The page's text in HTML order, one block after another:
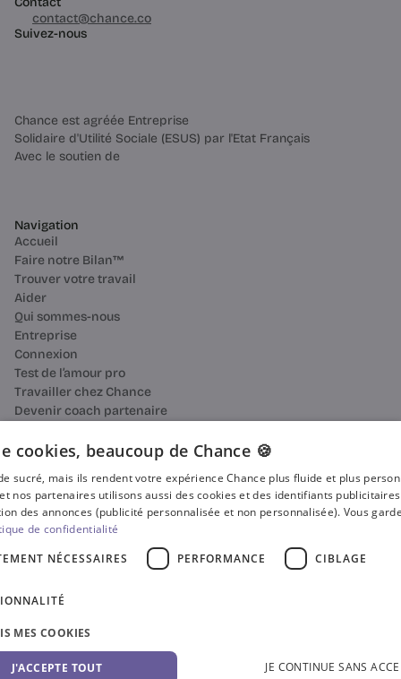
03 60 84 01 14
contact@chance.co
Suivez-nous
Chance est agréée Entreprise
Solidaire d'Utilité Sociale (ESUS) par l'Etat Français
Avec le soutien de
Navigation
Accueil
Faire notre Bilan™
Trouver votre travail
Aider
Qui sommes-nous
Entreprise
Connexion
Test de l’amour pro
Travailler chez Chance
Devenir coach partenaire
Ressources
Bilan de compétences
Reconversion professionnelle
Blog
Média
Presse
Où faire votre bilan de compétences ?
© 2025 Chance. Tous droits réservés.
CGV
Gestion des cookies
Politique de confidentialité
cookies, beaucoup de Chance 🍪
sucré, mais ils rendent votre expérience Chance plus fluide et plus
nos partenaires utilisons aussi des cookies et des identifiants
des annonces (publicité personnalisée et non personnalisée). Vous
de confidentialité
NÉCESSAIRES
PERFORMANCE CIBLAGE
MES COOKIES
J'ACCEPTE TOUT JE CONTINUE SANS